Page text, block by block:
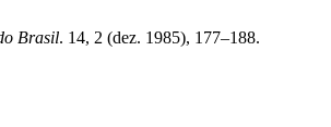
Brasil. 14, 2 (dez. 1985), 177–188.